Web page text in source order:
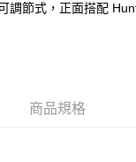
調節式，正面搭配
商品規格